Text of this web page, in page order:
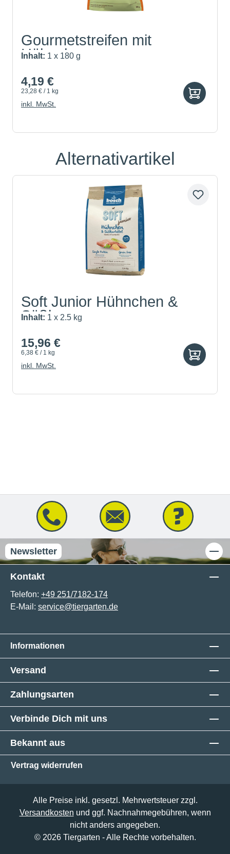
Gourmetstreifen mit
Hühnche...
Inhalt: 1 x 180 g
4,19 €
23,28 € / 1 kg
inkl. MwSt.
Produktgalerie überspringen
Alternativartikel
Soft Junior Hühnchen &
Süßk...
Inhalt: 1 x 2.5 kg
15,96 €
6,38 € / 1 kg
inkl. MwSt.
Newsletter
Kontakt
Telefon: +49 251/7182-174
E-Mail: service@tiergarten.de
Informationen
Versand
Zahlungsarten
Verbinde Dich mit uns
Bekannt aus
Vertrag widerrufen
Alle Preise inkl. gesetzl. Mehrwertsteuer zzgl.
Versandkosten und ggf. Nachnahmegebühren, wenn
nicht anders angegeben.
© 2026 Tiergarten - Alle Rechte vorbehalten.